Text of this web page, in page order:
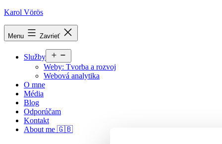
Prejsť
Karol Vörös
Menu Zavrieť
Služby
menu
Weby: Tvorba a rozvoj
Webová analytika
O mne
Média
Blog
Odporúčam
Kontakt
About me 🇬🇧